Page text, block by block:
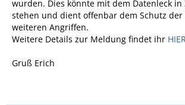
wurden. Dies könnte mit dem Datenleck in
stehen und dient offenbar dem Schutz
weiteren Angriffen.
Weitere Details zur Meldung findet ihr
Gruß Erich